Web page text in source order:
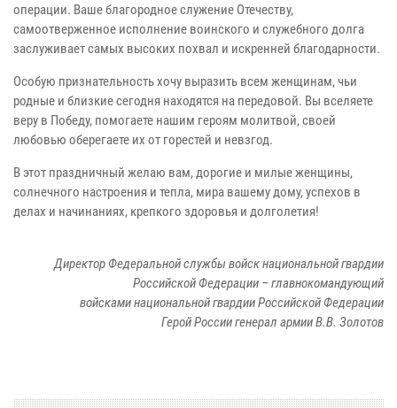
операции. Ваше благородное служение Отечеству,
самоотверженное исполнение воинского и служебного долга
заслуживает самых высоких похвал и искренней благодарности.
Особую признательность хочу выразить всем женщинам, чьи
родные и близкие сегодня находятся на передовой. Вы вселяете
веру в Победу, помогаете нашим героям молитвой, своей
любовью оберегаете их от горестей и невзгод.
В этот праздничный желаю вам, дорогие и милые женщины,
солнечного настроения и тепла, мира вашему дому, успехов в
делах и начинаниях, крепкого здоровья и долголетия!
Директор Федеральной службы войск национальной гвардии
Российской Федерации – главнокомандующий
войсками национальной гвардии Российской Федерации
Герой России генерал армии В.В. Золотов